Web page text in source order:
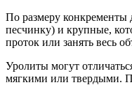
По размеру конкременты
песчинку) и крупные,
проток или занять весь
Уролиты могут
мягкими или твердыми.